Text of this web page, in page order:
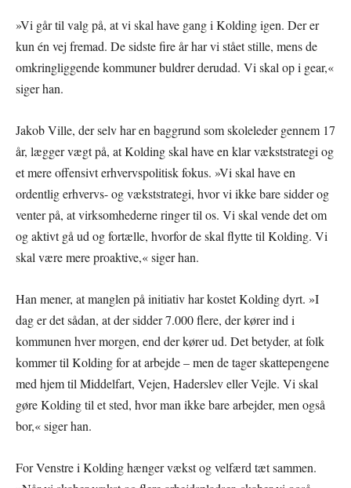
»Vi går til valg på, at vi skal have gang i Kolding igen. Der er
kun én vej fremad. De sidste fire år har vi stået stille, mens de
omkringliggende kommuner buldrer derudad. Vi skal op i gear,«
siger han.
Jakob Ville, der selv har en baggrund som skoleleder gennem 17
år, lægger vægt på, at Kolding skal have en klar vækststrategi og
et mere offensivt erhvervspolitisk fokus. »Vi skal have en
ordentlig erhvervs- og vækststrategi, hvor vi ikke bare sidder og
venter på, at virksomhederne ringer til os. Vi skal vende det om
og aktivt gå ud og fortælle, hvorfor de skal flytte til Kolding. Vi
skal være mere proaktive,« siger han.
Han mener, at manglen på initiativ har kostet Kolding dyrt. »I
dag er det sådan, at der sidder 7.000 flere, der kører ind i
kommunen hver morgen, end der kører ud. Det betyder, at folk
kommer til Kolding for at arbejde – men de tager skattepengene
med hjem til Middelfart, Vejen, Haderslev eller Vejle. Vi skal
gøre Kolding til et sted, hvor man ikke bare arbejder, men også
bor,« siger han.
For Venstre i Kolding hænger vækst og velfærd tæt sammen.